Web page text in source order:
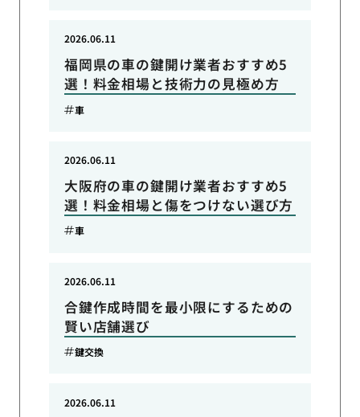
福岡県の車の鍵開け業者おすすめ5
選！料金相場と技術力の見極め方
2026.06.11
車
大阪府の車の鍵開け業者おすすめ5
選！料金相場と傷をつけない選び方
2026.06.11
車
合鍵作成時間を最小限にするための
賢い店舗選び
2026.06.11
鍵交換
2026.06.11